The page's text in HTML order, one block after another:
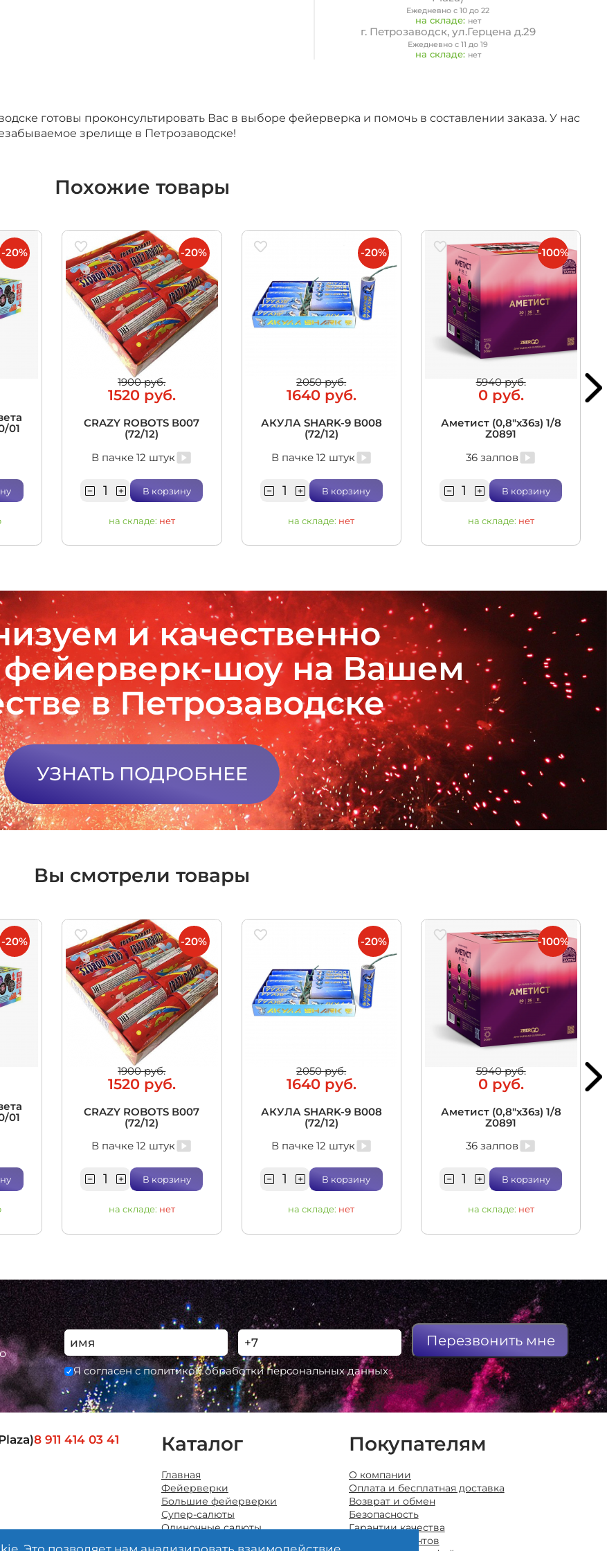
Ежедневно с 10 до 22
на складе: нет
г. Петрозаводск, ул.Герцена д.29
Ежедневно с 11 до 19
на складе: нет
готовы проконсультировать Вас в выборе фейерверка и помочь в составлении заказа. У нас
зрелище в Петрозаводске!
Похожие товары
01
-20%
1900 руб.
1520 руб.
CRAZY ROBOTS В007
(72/12)
В пачке 12 штук
В корзину
на складе: нет
-20%
2050 руб.
1640 руб.
АКУЛА SHARK-9 В008
(72/12)
В пачке 12 штук
В корзину
на складе: нет
-20%
5940 руб.
0 руб.
Аметист (0,8"х36з) 1/8
Z0891
36 залпов
В корзину
на складе: нет
-100%
и качественно
шоу на Вашем
в Петрозаводске
УЗНАТЬ ПОДРОБНЕЕ
Вы смотрели товары
01
-20%
1900 руб.
1520 руб.
CRAZY ROBOTS В007
(72/12)
В пачке 12 штук
В корзину
на складе: нет
-20%
2050 руб.
1640 руб.
АКУЛА SHARK-9 В008
(72/12)
В пачке 12 штук
В корзину
на складе: нет
-20%
5940 руб.
0 руб.
Аметист (0,8"х36з) 1/8
Z0891
36 залпов
В корзину
на складе: нет
-100%
Перезвонить мне
Я согласен с политикой обработки персональных данных
8 911 414 03 41 Каталог
Главная
Фейерверки
Большие фейерверки
Супер-салюты
Одиночные салюты
Покупателям
О компании
Оплата и бесплатная доставка
Возврат и обмен
Безопасность
Гарантии качества
Отзывы клиентов